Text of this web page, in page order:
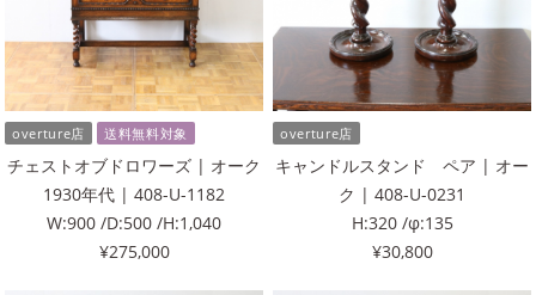
overture店 送料無料対象
チェストオブドロワーズ | オーク
1930年代 | 408-U-1182
W:900 /D:500 /H:1,040
¥275,000
overture店
キャンドルスタンド ペア | オー
ク | 408-U-0231
H:320 /φ:135
¥30,800